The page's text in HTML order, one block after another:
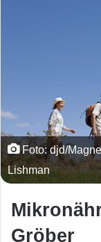
Foto: djd/
Lishman